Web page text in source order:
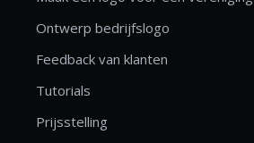
Ontwerp bedrijfslogo
Feedback van klanten
Tutorials
Prijsstelling